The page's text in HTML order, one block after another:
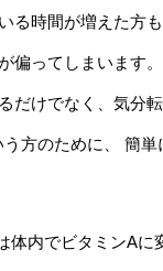
る時間が増えた方
偏ってしまいます
だけでなく、気分
方のために、 簡単
体内でビタミンAに